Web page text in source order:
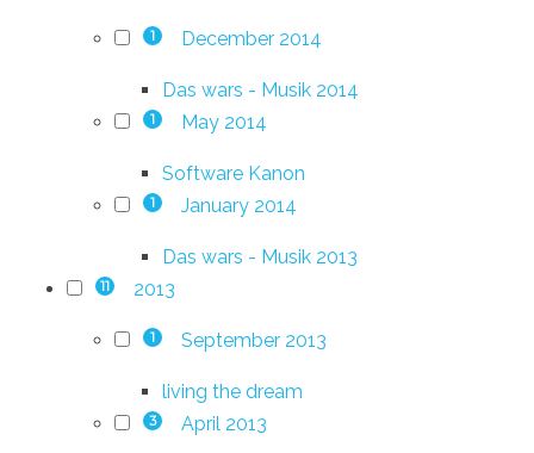
1 December 2014
Das wars - Musik 2014
1 May 2014
Software Kanon
1 January 2014
Das wars - Musik 2013
11 2013
1 September 2013
living the dream
3 April 2013